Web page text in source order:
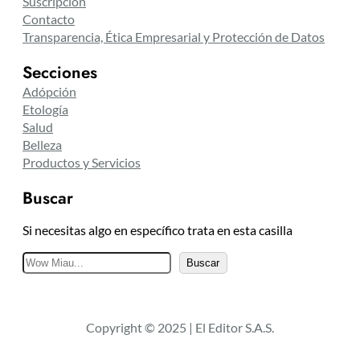
Contacto
Transparencia, Ética Empresarial y Protección de Datos
Secciones
Adópción
Etología
Salud
Belleza
Productos y Servicios
Buscar
Si necesitas algo en específico trata en esta casilla
u
a
Buscar
Copyright © 2025 | El Editor S.A.S.